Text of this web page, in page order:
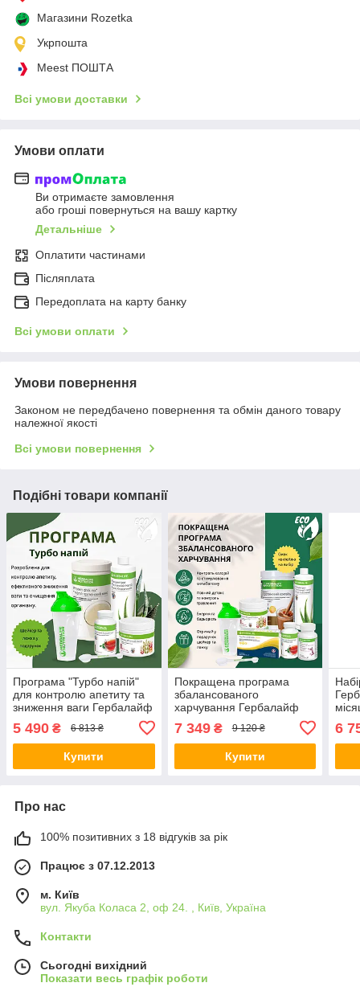
Магазини Rozetka
Укрпошта
Meest ПОШТА
Всі умови доставки
Умови оплати
Ви отримаєте замовлення
або гроші повернуться на вашу картку
Детальніше
Оплатити частинами
Післяплата
Передоплата на карту банку
Всі умови оплати
Умови повернення
Законом не передбачено повернення та обмін даного товару
належної якості
Всі умови повернення
Подібні товари компанії
Програма "Турбо напій"
для контролю апетиту та
зниження ваги Гербалайф
Herbalife (+ у подарунок
шейкер та ложка)
5 490 ₴ 6 813 ₴
Купити
Покращена програма
збалансованого
харчування Гербалайф
Herbalife з коктейлем на
вибір (+ у подарунок
шейкер та ложка)
7 349₴ 9 120 ₴
Купити
6
Про нас
100% позитивних з 18 відгуків за рік
Працює з 07.12.2013
м. Київ
вул. Якуба Коласа 2, оф 24. , Київ, Україна
Контакти
Сьогодні вихідний
Показати весь графік роботи